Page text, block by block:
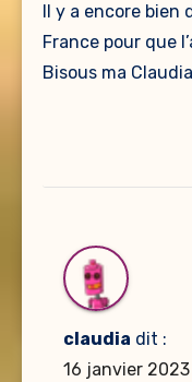
Il y a encore
France pour que
Bisous ma Claudia
claudia dit :
16 janvier